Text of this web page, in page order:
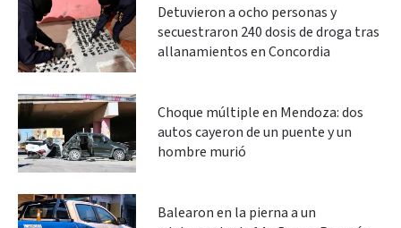
Detuvieron a ocho personas y
secuestraron 240 dosis de droga tras
allanamientos en Concordia
Choque múltiple en Mendoza: dos
autos cayeron de un puente y un
hombre murió
Balearon en la pierna a un